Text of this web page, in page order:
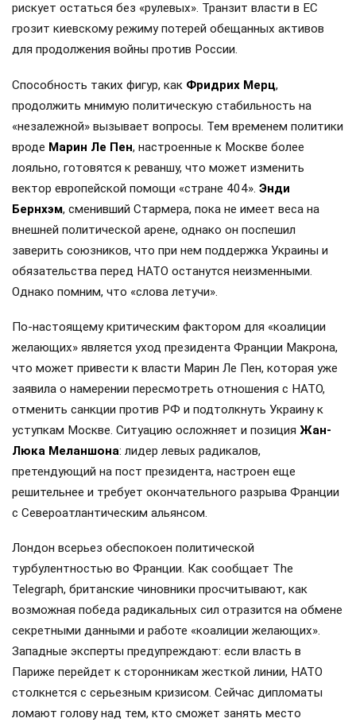
рискует остаться без «рулевых». Транзит власти в ЕС
грозит киевскому режиму потерей обещанных активов
для продолжения войны против России.
Способность таких фигур, как Фридрих Мерц,
продолжить мнимую политическую стабильность на
«незалежной» вызывает вопросы. Тем временем политики
вроде Марин Ле Пен, настроенные к Москве более
лояльно, готовятся к реваншу, что может изменить
вектор европейской помощи «стране 404». Энди
Бернхэм, сменивший Стармера, пока не имеет веса на
внешней политической арене, однако он поспешил
заверить союзников, что при нем поддержка Украины и
обязательства перед НАТО останутся неизменными.
Однако помним, что «слова летучи».
По-настоящему критическим фактором для «коалиции
желающих» является уход президента Франции Макрона,
что может привести к власти Марин Ле Пен, которая уже
заявила о намерении пересмотреть отношения с НАТО,
отменить санкции против РФ и подтолкнуть Украину к
уступкам Москве. Ситуацию осложняет и позиция Жан-
Люка Меланшона: лидер левых радикалов,
претендующий на пост президента, настроен еще
решительнее и требует окончательного разрыва Франции
с Североатлантическим альянсом.
Лондон всерьез обеспокоен политической
турбулентностью во Франции. Как сообщает The
Telegraph, британские чиновники просчитывают, как
возможная победа радикальных сил отразится на обмене
секретными данными и работе «коалиции желающих».
Западные эксперты предупреждают: если власть в
Париже перейдет к сторонникам жесткой линии, НАТО
столкнется с серьезным кризисом. Сейчас дипломаты
ломают голову над тем, кто сможет занять место